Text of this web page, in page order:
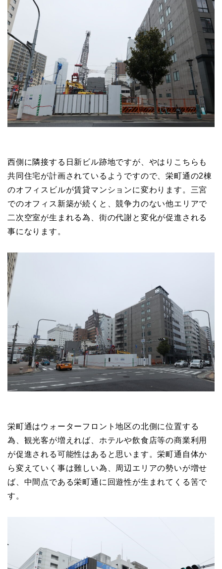
西側に隣接する日新ビル跡地ですが、やはりこちらも
共同住宅が計画されているようですので、栄町通の2棟
のオフィスビルが賃貸マンションに変わります。三宮
でのオフィス新築が続くと、競争力のない他エリアで
二次空室が生まれる為、街の代謝と変化が促進される
事になります。
栄町通はウォーターフロント地区の北側に位置する
為、観光客が増えれば、ホテルや飲食店等の商業利用
が促進される可能性はあると思います。栄町通自体か
ら変えていく事は難しい為、周辺エリアの勢いが増せ
ば、中間点である栄町通に回遊性が生まれてくる筈で
す。